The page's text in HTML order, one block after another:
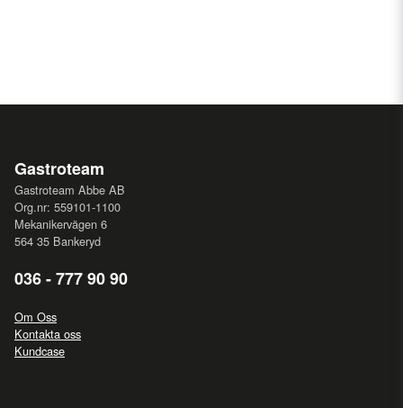
Gastroteam
Gastroteam Abbe AB
Org.nr: 559101-1100
Mekanikervägen 6
564 35 Bankeryd
036 - 777 90 90
Om Oss
Kontakta oss
Kundcase